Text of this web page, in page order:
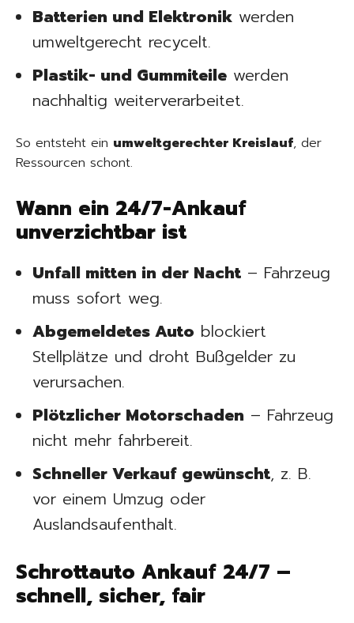
Batterien und Elektronik werden
umweltgerecht recycelt.
Plastik- und Gummiteile werden
nachhaltig weiterverarbeitet.
So entsteht ein umweltgerechter Kreislauf, der
Ressourcen schont.
Wann ein 24/7-Ankauf
unverzichtbar ist
Unfall mitten in der Nacht – Fahrzeug
muss sofort weg.
Abgemeldetes Auto blockiert
Stellplätze und droht Bußgelder zu
verursachen.
Plötzlicher Motorschaden – Fahrzeug
nicht mehr fahrbereit.
Schneller Verkauf gewünscht, z. B.
vor einem Umzug oder
Auslandsaufenthalt.
Schrottauto Ankauf 24/7 –
schnell, sicher, fair